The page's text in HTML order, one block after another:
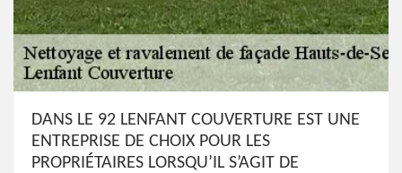
DANS LE 92 LENFANT COUVERTURE EST UNE
ENTREPRISE DE CHOIX POUR LES
PROPRIÉTAIRES LORSQU’IL S’AGIT DE